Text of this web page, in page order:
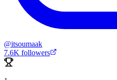
@itsoumaak
7.6K followers